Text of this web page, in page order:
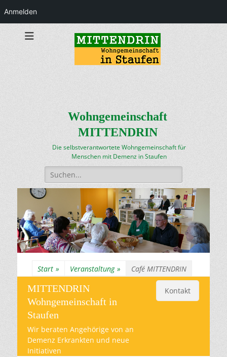
Anmelden
Wohngemeinschaft
MITTENDRIN
Die selbstverantwortete Wohngemeinschaft für
Menschen mit Demenz in Staufen
Suchen
nach:
Start » Veranstaltung » Café MITTENDRIN
MITTENDRIN
Wohngemeinschaft in
Staufen
Wir beraten Angehörige von an
Demenz Erkrankten und neue
Initiativen
Kontakt